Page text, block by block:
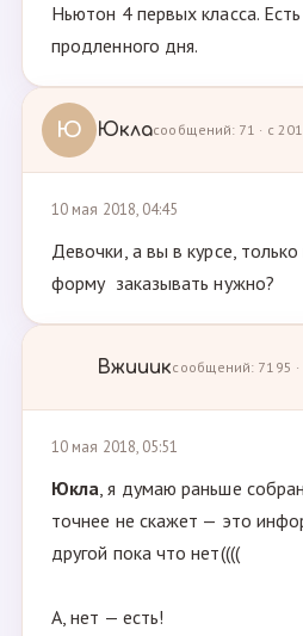
Ньютон 4 первых класса.
продленного дня.
Ю Юкласообщений: 71 · с
10 мая 2018, 04:45
Девочки, а вы в курсе,
форму заказывать нужно?
Вжиииксообщений: 7195 ·
10 мая 2018, 05:51
Юкла, я думаю раньше
точнее не скажет — это
другой пока что нет((((
А, нет — есть!